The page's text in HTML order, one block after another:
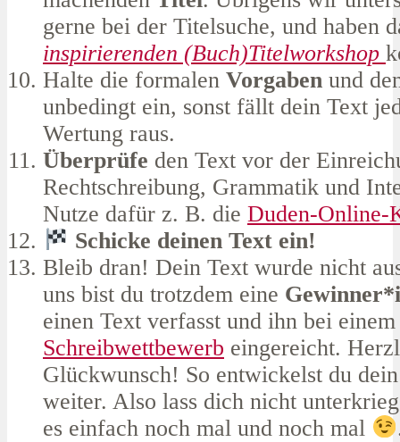
gerne bei der Titelsuche, und haben
inspirierenden (Buch)Titelworkshop
Halte die formalen Vorgaben und
unbedingt ein, sonst fällt dein Text
Wertung raus.
Überprüfe den Text vor der
Rechtschreibung, Grammatik und
Nutze dafür z. B. die Duden-Online-
Schicke deinen Text ein!
Bleib dran! Dein Text wurde nicht
uns bist du trotzdem eine
einen Text verfasst und ihn bei einem
Schreibwettbewerb eingereicht.
Glückwunsch! So entwickelst du
weiter. Also lass dich nicht
es einfach noch mal und noch mal